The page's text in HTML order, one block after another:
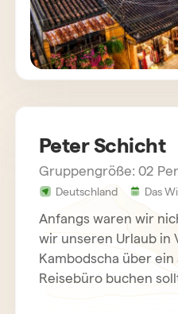
die integrierten
gut. Wir würden
wieder bemühen,
Asien planen. Ganz
Peter Schicht
Gruppengröße: 02
Deutschland
Das
Anfangs waren wir
wir unseren Urlaub in
Kambodscha über ein
Reisebüro buchen
heraus, daß es einer